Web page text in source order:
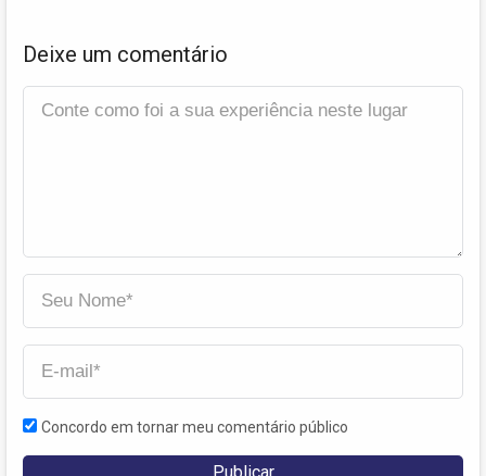
Deixe um comentário
Concordo em tornar meu comentário público